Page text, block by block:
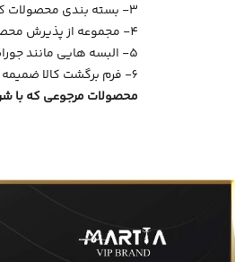
3- بسته بندی محصولات کاملا حفظ شده و هریک از موارد مرجوعی الزاما می بایست در بسته بندی خود برگشت داده شوند.
4- مجموعه از پذیرش محصولات آسیب دیده یا شسته شده معذور بوده ودراین شرایط محصول به مشتری عودت می گردد
5- البسه هایی مانند جوراب ، زیرپوش، دست کش و کلاه قابلیت برگشت وپذیرش را ندارند.
6- فرم برگشت کالا ضمیمه گردد.
محصولات مرجوعی که با